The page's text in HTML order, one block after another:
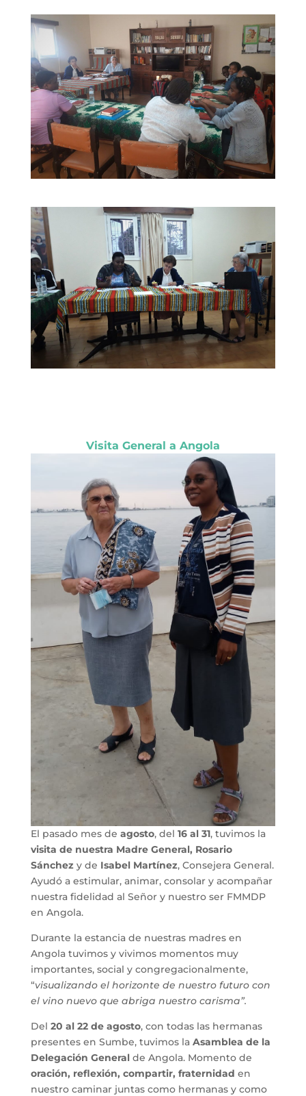
Visita General a Angola
El pasado mes de agosto, del 16 al 31, tuvimos la
visita de nuestra Madre General, Rosario
Sánchez y de Isabel Martínez, Consejera General.
Ayudó a estimular, animar, consolar y acompañar
nuestra fidelidad al Señor y nuestro ser FMMDP
en Angola.
Durante la estancia de nuestras madres en
Angola tuvimos y vivimos momentos muy
importantes, social y congregacionalmente,
“visualizando el horizonte de nuestro futuro con
el vino nuevo que abriga nuestro carisma”.
Del 20 al 22 de agosto, con todas las hermanas
presentes en Sumbe, tuvimos la Asamblea de la
Delegación Generalde Angola. Momento de
oración, reflexión, compartir, fraternidad en
nuestro caminar juntas como hermanas y como